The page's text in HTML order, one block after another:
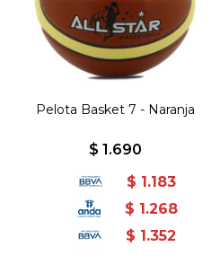
Pelota Basket 7 - Naranja
$ 1.690
$ 1.183
$ 1.268
$ 1.352